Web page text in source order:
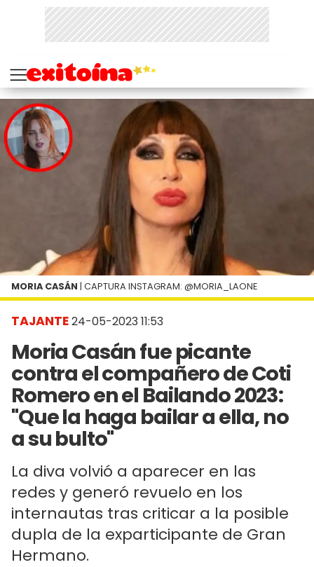
TAJANTE24-05-2023 11:53
Moria Casán fue picante
contra el compañero de Coti
Romero en el Bailando 2023:
"Que la haga bailar a ella, no
a su bulto"
La diva volvió a aparecer en las
redes y generó revuelo en los
internautas tras criticar a la posible
dupla de la exparticipante de Gran
Hermano.
MORIA CASÁN | CAPTURA INSTAGRAM: @MORIA_LAONE